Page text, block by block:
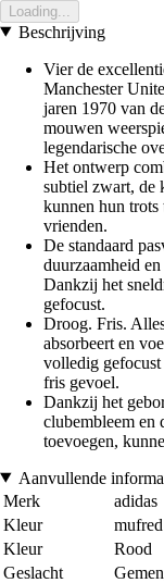
Loading...
Beschrijving
Vier de
Manchester
jaren 1970 van
mouwen
legendarische
Het ontwerp
subtiel zwart, de
kunnen hun
vrienden.
De standaard
duurzaamheid
Dankzij het
gefocust.
Droog. Fris.
absorbeert en
volledig
fris gevoel.
Dankzij het
clubembleem en
toevoegen,
Aanvullende
Merk
adidas
Kleur
mufred
Kleur
Rood
Geslacht